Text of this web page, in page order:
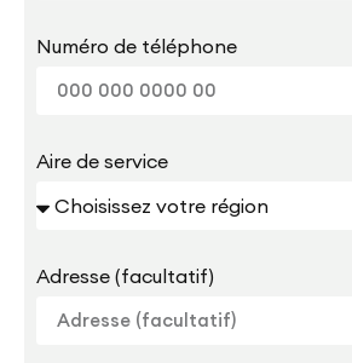
Numéro de téléphone
Aire de service
Adresse (facultatif)